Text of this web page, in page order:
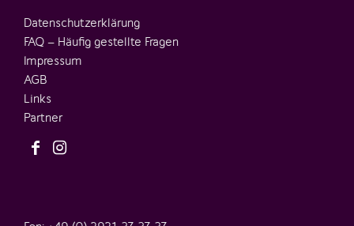
Datenschutzerklärung
FAQ – Häufig gestellte Fragen
Impressum
AGB
Links
Partner